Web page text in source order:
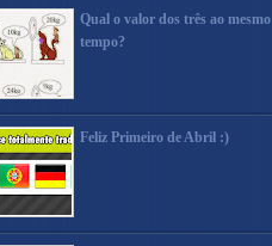
Qual o valor dos três ao mesmo
tempo?
Feliz Primeiro de Abril :)